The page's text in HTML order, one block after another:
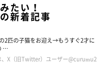
たい！
新着記事
2匹の子猫をお迎え→もうすぐ2才に
…
、X（旧Twitter）ユーザー@curumu2